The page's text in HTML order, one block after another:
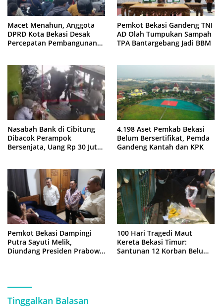
Macet Menahun, Anggota
DPRD Kota Bekasi Desak
Percepatan Pembangunan
Pemkot Bekasi Gandeng TNI
AD Olah Tumpukan Sampah
TPA Bantargebang Jadi BBM
Nasabah Bank di Cibitung
Dibacok Perampok
Bersenjata, Uang Rp 30 Juta
4.198 Aset Pemkab Bekasi
Belum Bersertifikat, Pemda
Gandeng Kantah dan KPK
Pemkot Bekasi Dampingi
Putra Sayuti Melik,
Diundang Presiden Prabowo
100 Hari Tragedi Maut
Kereta Bekasi Timur:
Santunan 12 Korban Belum
Tinggalkan Balasan